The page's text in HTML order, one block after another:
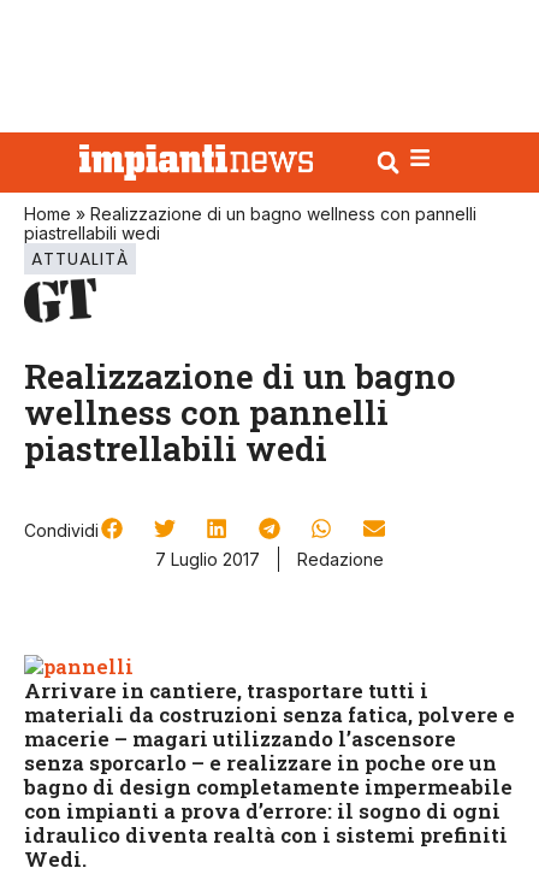
Home » Realizzazione di un bagno wellness con pannelli
piastrellabili wedi
ATTUALITÀ
Realizzazione di un bagno
wellness con pannelli
piastrellabili wedi
Condividi
7 Luglio 2017
Redazione
Arrivare in cantiere, trasportare tutti i
materiali da costruzioni senza fatica, polvere e
macerie – magari utilizzando l’ascensore
senza sporcarlo – e realizzare in poche ore un
bagno di design completamente impermeabile
con impianti a prova d’errore: il sogno di ogni
idraulico diventa realtà con i sistemi prefiniti
Wedi.